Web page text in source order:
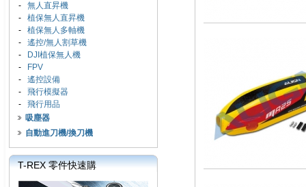
- 無人直昇機
- 植保無人直昇機
- 植保無人多軸機
- 遙控/無人割草機
-
DJI植保無人機
-
FPV
- 遙控設備
- 飛行模擬器
- 飛行用品
吸塵器
自動進刀機/換刀機
T-REX 零件快速購